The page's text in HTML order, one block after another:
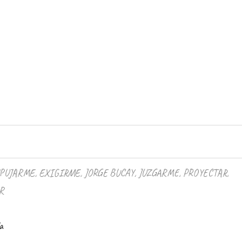
, EXIGIRME, JORGE BUCAY, JUZGARME, PROYECTAR,